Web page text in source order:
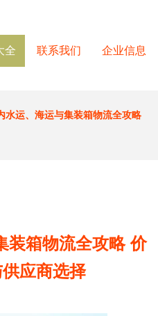
全 联系我们 企业信息
水运、海运与集装箱物流全攻略
装箱物流全攻略 价
应商选择